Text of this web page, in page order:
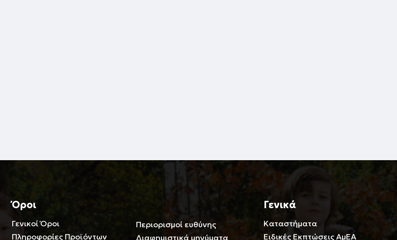
Όροι
Γενικοί Όροι
Πληροφορίες Προϊόντων
Περιορισμοί ευθύνης
Διαφημιστικά μηνύματα
Γενικά
Καταστήματα
Ειδικές Εκπτώσεις ΑμΕΑ